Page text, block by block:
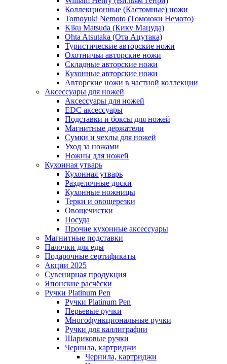
Коллекционные (Кастомные) ножи
Tomoyuki Nemoto (Томоюки Немото)
Kiku Matsuda (Кику Мацуда)
Ohta Atsutaka (Ота Ацутака)
Туристические авторские ножи
Охотничьи авторские ножи
Складные авторские ножи
Кухонные авторские ножи
Авторские ножи в частной коллекции
Аксессуары для ножей
Аксессуары для ножей
EDC аксессуары
Подставки и боксы для ножей
Магнитные держатели
Сумки и чехлы для ножей
Уход за ножами
Ножны для ножей
Кухонная утварь
Кухонная утварь
Разделочные доски
Кухонные ножницы
Терки и овощерезки
Овощечистки
Посуда
Прочие кухонные аксессуары
Магнитные подставки
Палочки для еды
Подарочные сертификаты
Акции 2025
Сувенирная продукция
Японские расчёски
Ручки Platinum Pen
Ручки Platinum Pen
Перьевые ручки
Многофункциональные ручки
Ручки для каллиграфии
Шариковые ручки
Чернила, картриджи
Чернила, картриджи